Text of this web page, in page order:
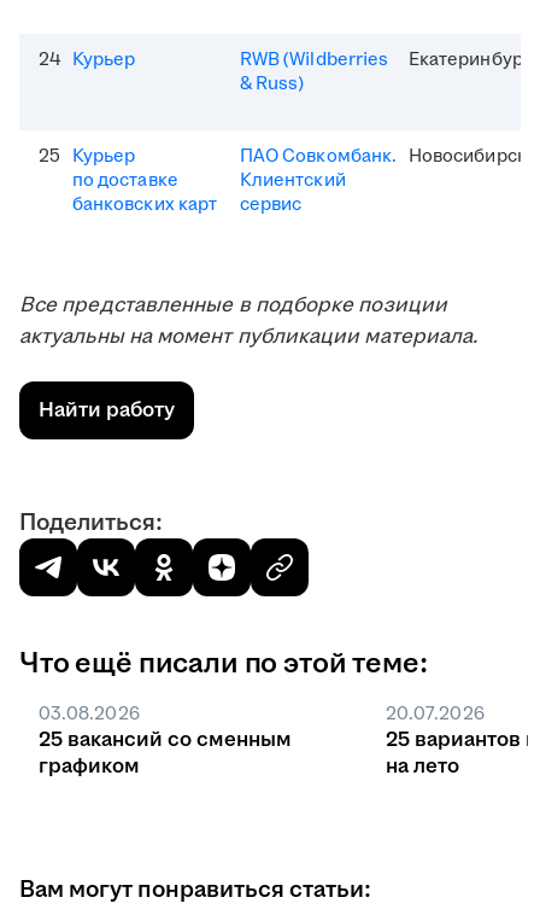
24 Курьер
RWB (Wildberries
& Russ)
Екатеринбург
25 Курьер
по доставке
банковских карт
ПАО Совкомбанк.
Клиентский
сервис
Новосибирск
Все представленные в подборке позиции
актуальны на момент публикации материала.
Найти работу
Поделиться:
Что ещё писали по этой теме:
03.08.2026
25 вакансий со сменным
графиком
20.07.2026
25 вариантов
на лето
Вам могут понравиться статьи: